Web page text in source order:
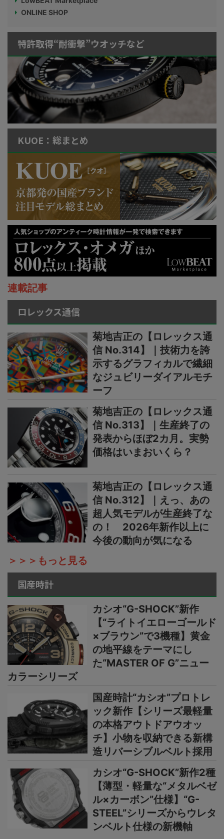
ONLINE SHOP
特許取得“耐衝撃”ウオッチなど
KUOE：総まとめ
連載記事
ロレックス通信
菊地吉正の【ロレックス通
信 No.314】｜技術力を誇
示するグラフィカルで繊細
なジュビリーダイアルモチ
ーフ
菊地吉正の【ロレックス通
信 No.313】｜生産終了の
発表からほぼ2カ月。実勢
価格はいまおいくら？
菊地吉正の【ロレックス通
信 No.312】｜えっ、あの
超人気モデルが生産終了な
の！ 2026年新作以上に
今後の動向が気になる
＞＞＞もっと見る
国産時計
カシオ“G-SHOCK”新作
【“ライトイエローゴールド
×ブラウン”で3機種】黄金
の地平線をテーマにし
た“MASTER OF G”ニュー
カラーシリーズ
国産時計“カシオ”プロトレ
ック新作【シリーズ最軽量
の本格アウトドアウオッ
チ】小物を収納できる新構
造リバーシブルベルト採用
カシオ“G-SHOCK”新作2種
【薄型・軽量な“メタルベゼ
ル×カーボン”仕様】“G-
STEEL”シリーズからウレタ
ンベルト仕様の新機軸